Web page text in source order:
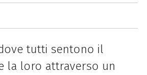
tutti sentono il
la loro attraverso un